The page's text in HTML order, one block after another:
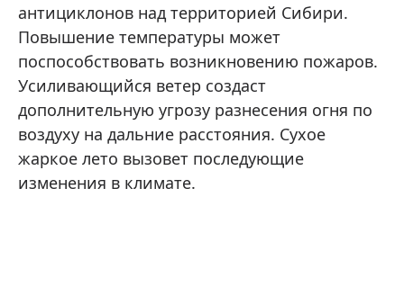
антициклонов над территорией Сибири.
Повышение температуры может
поспособствовать возникновению пожаров.
Усиливающийся ветер создаст
дополнительную угрозу разнесения огня по
воздуху на дальние расстояния. Сухое
жаркое лето вызовет последующие
изменения в климате.